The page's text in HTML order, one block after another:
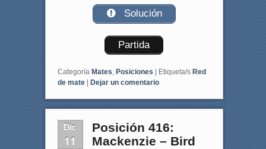
Solución
Partida
Categoría Mates, Posiciones Etiqueta/s Red
de mate
Dejar un comentario
Dic
11
Posición 416:
Mackenzie – Bird